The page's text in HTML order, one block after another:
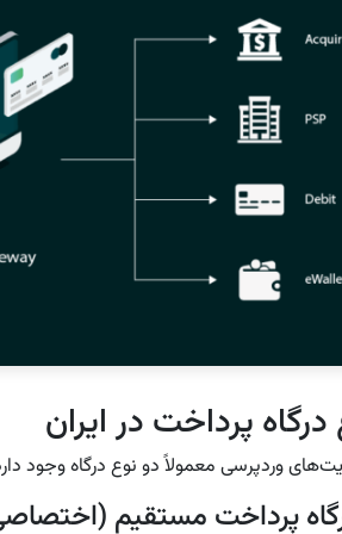
درگاه پرداخت در ایران
وردپرسی معمولاً دو نوع درگاه وجود